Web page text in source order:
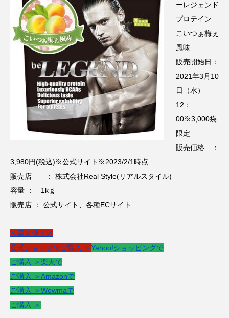
ーレジェンド
プロテイン
こいつぁ梅ぇ
風味
販売開始日：
2021年3月10
日（水）
12：
00※3,000袋
限定
販売価格 ：
3,980円(税込)※公式サイト※2023/2/1時点
販売店 ： 株式会社Real Style(リアルスタイル)
容量 ： 1kｇ
販売店 ： 公式サイト、各種ECサイト
＼最安値！／
公式ショップでご購入 ＞Yahoo!ショッピングで
ご購入 ＞ 楽天で
ご購入 ＞ Amazonで
ご購入 ＞ Wowmaで
ご購入 ＞